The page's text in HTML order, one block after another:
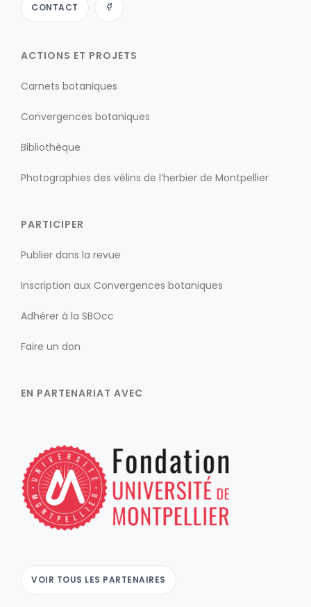
CONTACT
ACTIONS ET PROJETS
Carnets botaniques
Convergences botaniques
Bibliothèque
Photographies des vélins de l’herbier de Montpellier
PARTICIPER
Publier dans la revue
Inscription aux Convergences botaniques
Adhérer à la SBOcc
Faire un don
EN PARTENARIAT AVEC
VOIR TOUS LES PARTENAIRES